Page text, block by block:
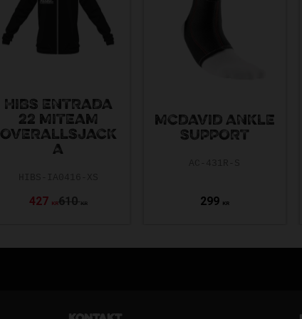
HIBS ENTRADA
22 MITEAM
OVERALLSJACK
A
427 KR610 KR
MCDAVID ANKLE
SUPPORT
299 KR